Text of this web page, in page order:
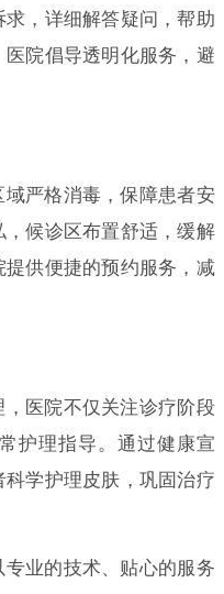
，详细解答疑问，帮助
院倡导透明化服务，避
严格消毒，保障患者安
候诊区布置舒适，缓解
供便捷的预约服务，减
医院不仅关注诊疗阶段
护理指导。通过健康宣
学护理皮肤，巩固治疗
业的技术、贴心的服务